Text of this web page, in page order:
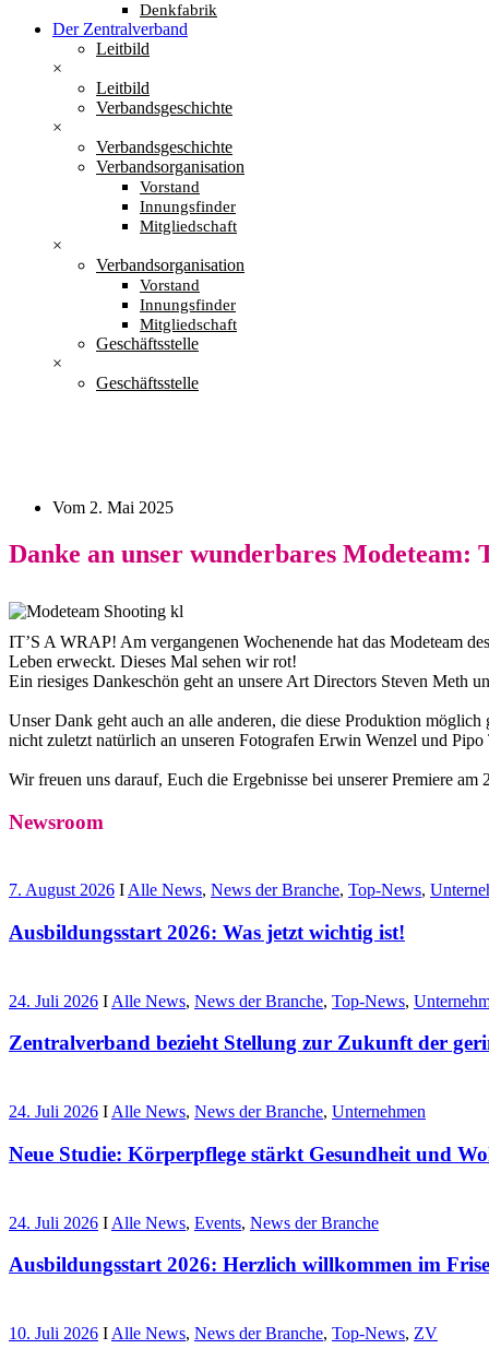
Denkfabrik
Der Zentralverband
Leitbild
×
Leitbild
Verbandsgeschichte
×
Verbandsgeschichte
Verbandsorganisation
Vorstand
Innungsfinder
Mitgliedschaft
×
Verbandsorganisation
Vorstand
Innungsfinder
Mitgliedschaft
Geschäftsstelle
×
Geschäftsstelle
Vom 2. Mai 2025
Danke an unser wunderbares
IT’S A WRAP! Am vergangenen Wochenende hat das Modeteam
Leben erweckt. Dieses Mal sehen wir rot!
Ein riesiges Dankeschön geht an unsere Art Directors Steven Meth
Unser Dank geht auch an alle anderen, die diese Produktion
nicht zuletzt natürlich an unseren Fotografen Erwin Wenzel und
Wir freuen uns darauf, Euch die Ergebnisse bei unserer Premiere am
Newsroom
7. August 2026 I Alle News, News der Branche, Top-News,
Ausbildungsstart 2026: Was jetzt wichtig ist!
24. Juli 2026 I Alle News, News der Branche, Top-News,
Zentralverband bezieht Stellung zur Zukunft der
24. Juli 2026 I Alle News, News der Branche, Unternehmen
Neue Studie: Körperpflege stärkt Gesundheit und
24. Juli 2026 I Alle News, Events, News der Branche
Ausbildungsstart 2026: Herzlich willkommen im
10. Juli 2026 I Alle News, News der Branche, Top-News, ZV